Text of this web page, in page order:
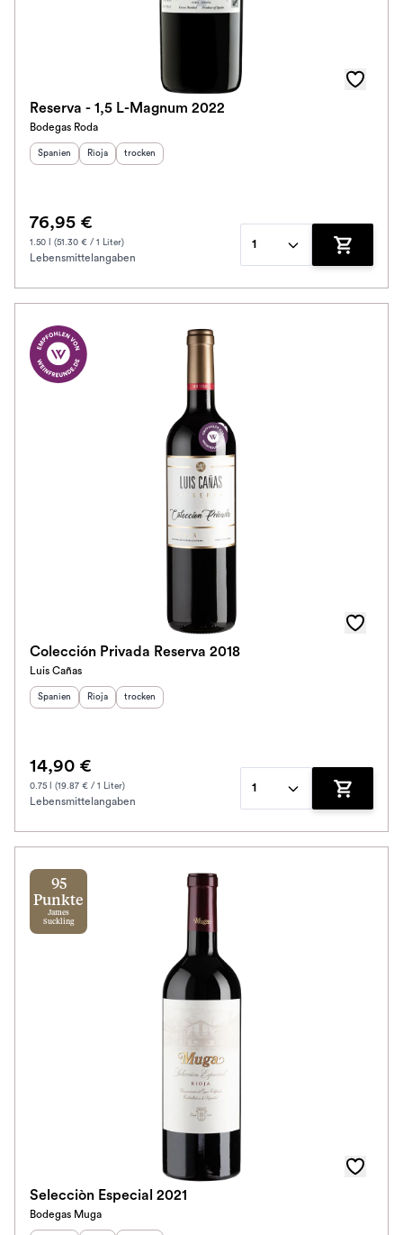
Reserva - 1,5 L-Magnum 2022
Bodegas Roda
Herkunftsland:
Spanien Herkunftsregion:
Rioja Geschmack
trocken
76,95 €
1.50 l (51.30 € / 1 Liter)
Lebensmittelangaben
1
Zum
Colección Privada Reserva 2018
Luis Cañas
Herkunftsland:
Spanien Herkunftsregion:
Rioja Geschmack
trocken
14,90 €
0.75 l (19.87 € / 1 Liter)
Lebensmittelangaben
1
Zum
95
Punkte
James
Suckling
Selecciòn Especial 2021
Bodegas Muga